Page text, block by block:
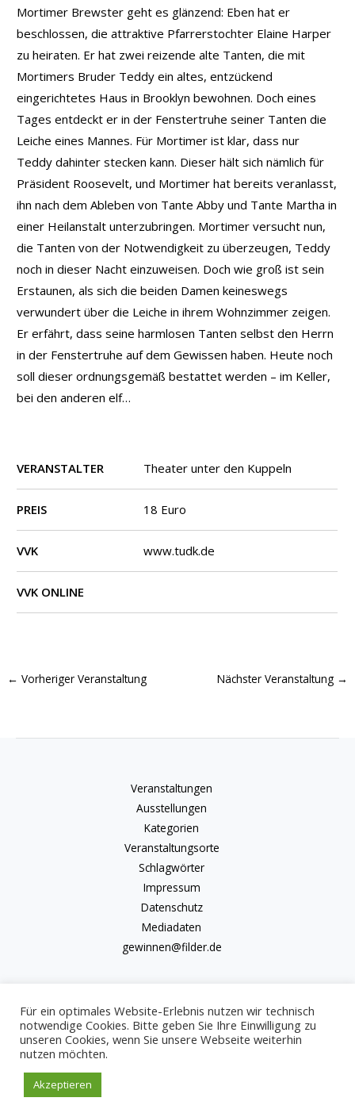
Mortimer Brewster geht es glänzend: Eben hat er
beschlossen, die attraktive Pfarrerstochter Elaine Harper
zu heiraten. Er hat zwei reizende alte Tanten, die mit
Mortimers Bruder Teddy ein altes, entzückend
eingerichtetes Haus in Brooklyn bewohnen. Doch eines
Tages entdeckt er in der Fenstertruhe seiner Tanten die
Leiche eines Mannes. Für Mortimer ist klar, dass nur
Teddy dahinter stecken kann. Dieser hält sich nämlich für
Präsident Roosevelt, und Mortimer hat bereits veranlasst,
ihn nach dem Ableben von Tante Abby und Tante Martha in
einer Heilanstalt unterzubringen. Mortimer versucht nun,
die Tanten von der Notwendigkeit zu überzeugen, Teddy
noch in dieser Nacht einzuweisen. Doch wie groß ist sein
Erstaunen, als sich die beiden Damen keineswegs
verwundert über die Leiche in ihrem Wohnzimmer zeigen.
Er erfährt, dass seine harmlosen Tanten selbst den Herrn
in der Fenstertruhe auf dem Gewissen haben. Heute noch
soll dieser ordnungsgemäß bestattet werden – im Keller,
bei den anderen elf…
VERANSTALTER Theater unter den Kuppeln
PREIS 18 Euro
VVK www.tudk.de
VVK ONLINE
← Vorheriger Veranstaltung Nächster Veranstaltung →
Veranstaltungen
Ausstellungen
Kategorien
Veranstaltungsorte
Schlagwörter
Impressum
Datenschutz
Mediadaten
gewinnen@filder.de
Copyright © 2026 kulturkalender-filder.de | Powered by kulturkalender-
Für ein optimales Website-Erlebnis nutzen wir technisch
notwendige Cookies. Bitte geben Sie Ihre Einwilligung zu
unseren Cookies, wenn Sie unsere Webseite weiterhin
nutzen möchten.
Akzeptieren